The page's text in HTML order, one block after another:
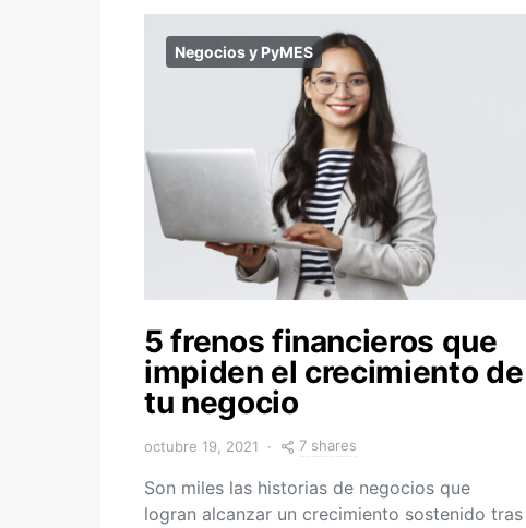
Negocios y PyMES
5 frenos financieros que
impiden el crecimiento de
tu negocio
octubre 19, 2021 7 shares
Son miles las historias de negocios que
logran alcanzar un crecimiento sostenido tras